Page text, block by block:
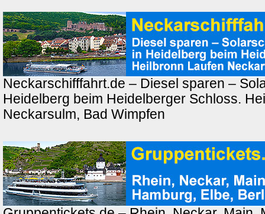
Neckarschifffahrt.de – Diesel sparen –
Heidelberg beim Heidelberger Schloss.
Neckarsulm, Bad Wimpfen